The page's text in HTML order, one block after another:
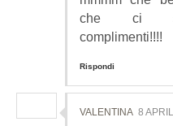
che ci
complimenti!!!!
Rispondi
VALENTINA 8